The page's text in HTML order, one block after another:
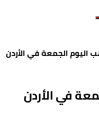
اليوم الجمعة في الأردن
في الأردن